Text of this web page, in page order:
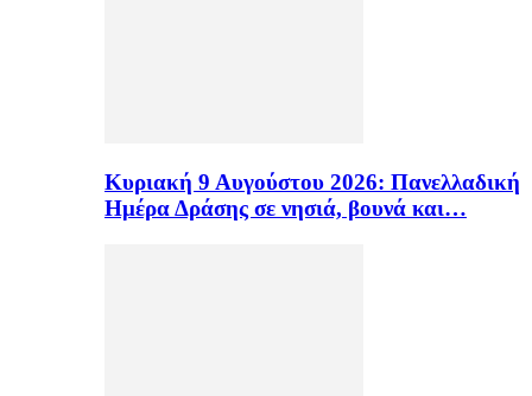
Κυριακή 9 Αυγούστου 2026: Πανελλαδική
Ημέρα Δράσης σε νησιά, βουνά και…